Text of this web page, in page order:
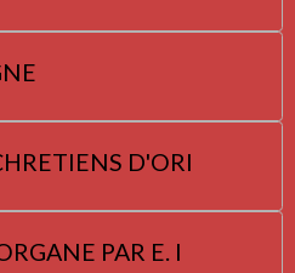
D'ORI
PAR E. I